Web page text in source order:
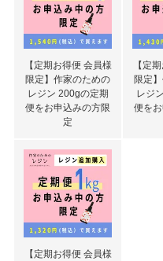
【定期お得便 会員様
限定】作家のための
レジン 200gの定期
便をお申込みの方限
定
【定
限定
レジ
便を
【定期お得便 会員様